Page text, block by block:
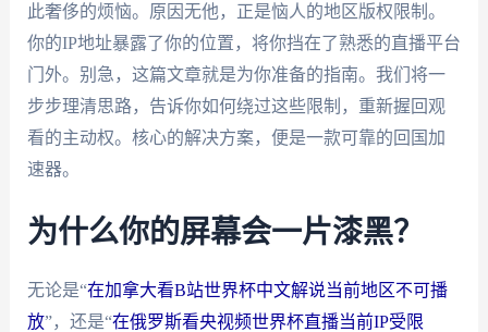
此奢侈的烦恼。原因无他，正是恼人的地区版权限制。
你的IP地址暴露了你的位置，将你挡在了熟悉的直播平台
门外。别急，这篇文章就是为你准备的指南。我们将一
步步理清思路，告诉你如何绕过这些限制，重新握回观
看的主动权。核心的解决方案，便是一款可靠的回国加
速器。
为什么你的屏幕会一片漆黑？
无论是“在加拿大看B站世界杯中文解说当前地区不可播
放”，还是“在俄罗斯看央视频世界杯直播当前IP受限